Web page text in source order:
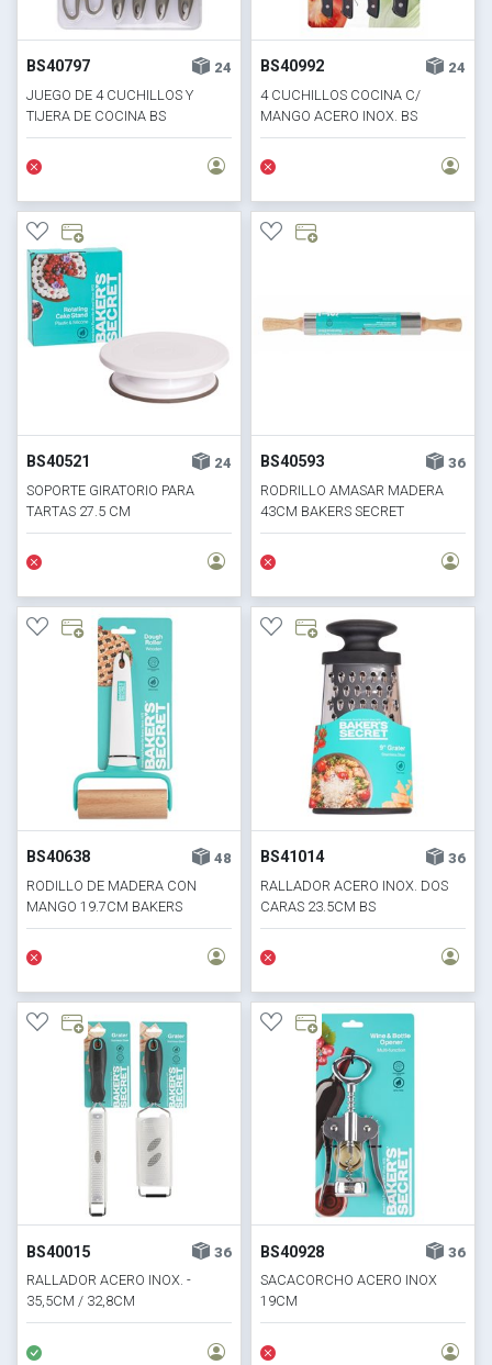
BS40797
24
JUEGO DE 4 CUCHILLOS Y
TIJERA DE COCINA BS
BS40992
24
4 CUCHILLOS COCINA C/
MANGO ACERO INOX. BS
BS40521
24
SOPORTE GIRATORIO PARA
TARTAS 27.5 CM
BS40593
36
RODRILLO AMASAR MADERA
43CM BAKERS SECRET
BS40638
48
RODILLO DE MADERA CON
MANGO 19.7CM BAKERS
SECRET
BS41014
36
RALLADOR ACERO INOX. DOS
CARAS 23.5CM BS
BS40015
36
RALLADOR ACERO INOX. -
35,5CM / 32,8CM
BS40928
36
SACACORCHO ACERO INOX
19CM